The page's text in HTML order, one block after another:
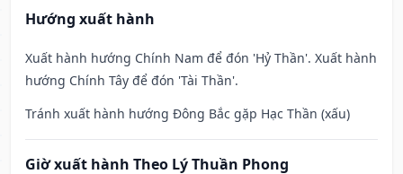
Hướng xuất hành
Xuất hành hướng Chính Nam để đón 'Hỷ Thần'. Xuất hành
hướng Chính Tây để đón 'Tài Thần'.
Tránh xuất hành hướng Đông Bắc gặp Hạc Thần (xấu)
Giờ xuất hành Theo Lý Thuần Phong